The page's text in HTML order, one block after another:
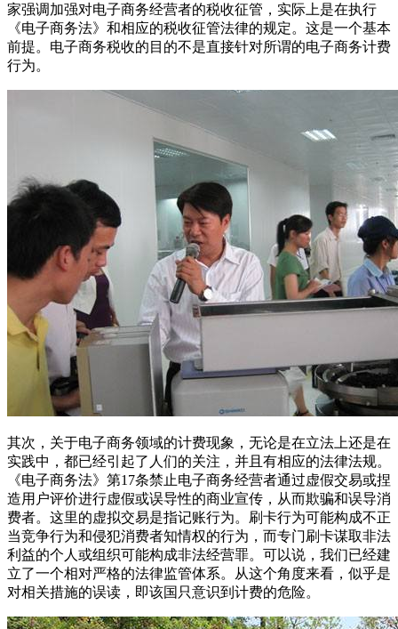
家强调加强对电子商务经营者的税收征管，实际上是在执行
《电子商务法》和相应的税收征管法律的规定。这是一个基本
前提。电子商务税收的目的不是直接针对所谓的电子商务计费
行为。
其次，关于电子商务领域的计费现象，无论是在立法上还是在
实践中，都已经引起了人们的关注，并且有相应的法律法规。
《电子商务法》第17条禁止电子商务经营者通过虚假交易或捏
造用户评价进行虚假或误导性的商业宣传，从而欺骗和误导消
费者。这里的虚拟交易是指记账行为。刷卡行为可能构成不正
当竞争行为和侵犯消费者知情权的行为，而专门刷卡谋取非法
利益的个人或组织可能构成非法经营罪。可以说，我们已经建
立了一个相对严格的法律监管体系。从这个角度来看，似乎是
对相关措施的误读，即该国只意识到计费的危险。